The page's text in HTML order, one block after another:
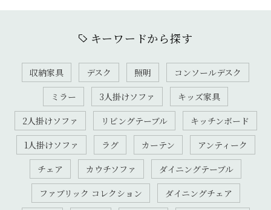
キーワードから探す
収納家具 デスク 照明
コンソールデスク
ミラー
3人掛けソファ
キッズ家具
2人掛けソファ
リビングテーブル
キッチンボード
1人掛けソファ
ラグ カーテン
アンティーク
チェア
カウチソファ
ダイニングテーブル
ファブリック コレクション
ダイニングチェア